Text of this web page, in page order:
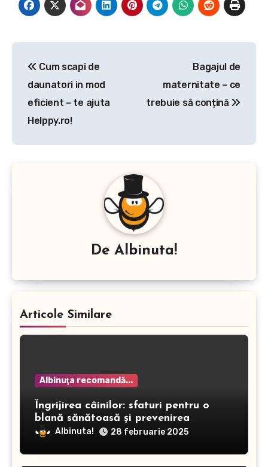
articole
Cum scapi de
daunatori in mod
eficient – te ajuta
Helppy.ro!
Bagajul de
maternitate – ce
trebuie să conțină
De Albinuta!
Articole Similare
Albinuţa recomandă...
Îngrijirea câinilor: sfaturi pentru o
blană sănătoasă și prevenirea
dermatitei
Albinuta! 28 februarie 2025